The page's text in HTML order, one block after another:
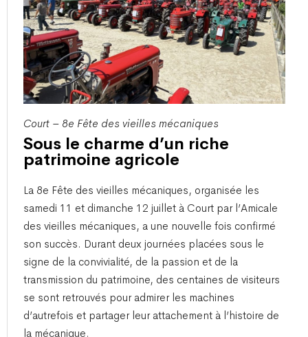
Court – 8e Fête des vieilles mécaniques
Sous le charme d’un riche
patrimoine agricole
​La 8e Fête des vieilles mécaniques, organisée les
samedi 11 et dimanche 12 juillet à Court par l’Amicale
des vieilles mécaniques, a une nouvelle fois confirmé
son succès. Durant deux journées placées sous le
signe de la convivialité, de la passion et de la
transmission du patrimoine, des centaines de visiteurs
se sont retrouvés pour admirer les machines
d’autrefois et partager leur attachement à l’histoire de
la mécanique.